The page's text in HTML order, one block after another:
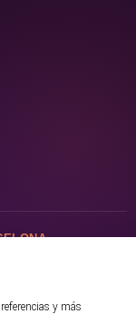
y más